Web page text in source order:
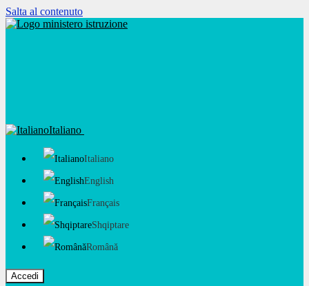
Salta al contenuto
Italiano
Italiano
English
Français
Shqiptare
Română
Accedi